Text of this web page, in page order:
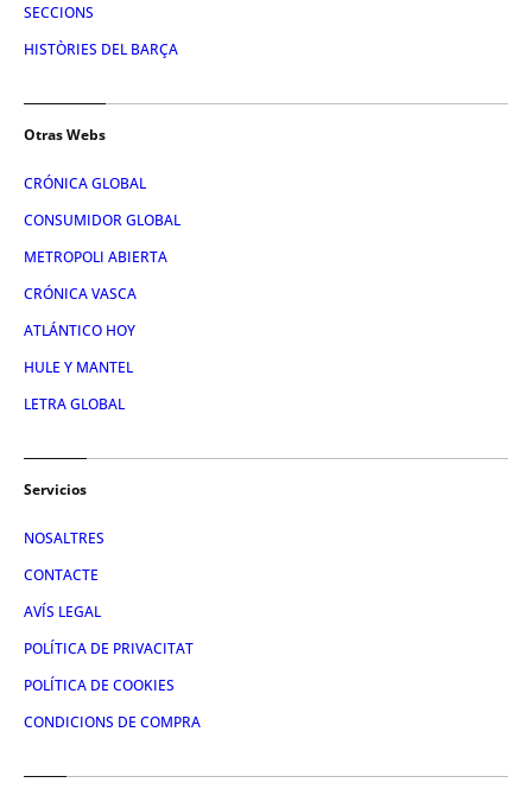
SECCIONS
HISTÒRIES DEL BARÇA
Otras Webs
CRÓNICA GLOBAL
CONSUMIDOR GLOBAL
METROPOLI ABIERTA
CRÓNICA VASCA
ATLÁNTICO HOY
HULE Y MANTEL
LETRA GLOBAL
Servicios
NOSALTRES
CONTACTE
AVÍS LEGAL
POLÍTICA DE PRIVACITAT
POLÍTICA DE COOKIES
CONDICIONS DE COMPRA